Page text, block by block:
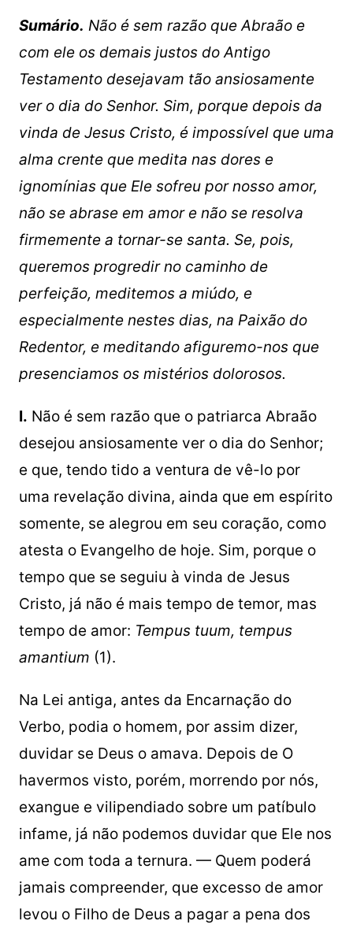
Sumário. Não é sem razão que Abraão e
com ele os demais justos do Antigo
Testamento desejavam tão ansiosamente
ver o dia do Senhor. Sim, porque depois da
vinda de Jesus Cristo, é impossível que uma
alma crente que medita nas dores e
ignomínias que Ele sofreu por nosso amor,
não se abrase em amor e não se resolva
firmemente a tornar-se santa. Se, pois,
queremos progredir no caminho de
perfeição, meditemos a miúdo, e
especialmente nestes dias, na Paixão do
Redentor, e meditando afiguremo-nos que
presenciamos os mistérios dolorosos.
I. Não é sem razão que o patriarca Abraão
desejou ansiosamente ver o dia do Senhor;
e que, tendo tido a ventura de vê-lo por
uma revelação divina, ainda que em espírito
somente, se alegrou em seu coração, como
atesta o Evangelho de hoje. Sim, porque o
tempo que se seguiu à vinda de Jesus
Cristo, já não é mais tempo de temor, mas
tempo de amor: Tempus tuum, tempus
amantium (1).
Na Lei antiga, antes da Encarnação do
Verbo, podia o homem, por assim dizer,
duvidar se Deus o amava. Depois de O
havermos visto, porém, morrendo por nós,
exangue e vilipendiado sobre um patíbulo
infame, já não podemos duvidar que Ele nos
ame com toda a ternura. — Quem poderá
jamais compreender, que excesso de amor
levou o Filho de Deus a pagar a pena dos